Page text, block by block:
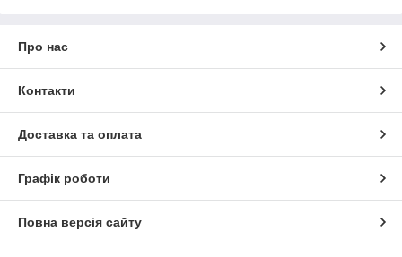
Про нас
Контакти
Доставка та оплата
Графік роботи
Повна версія сайту